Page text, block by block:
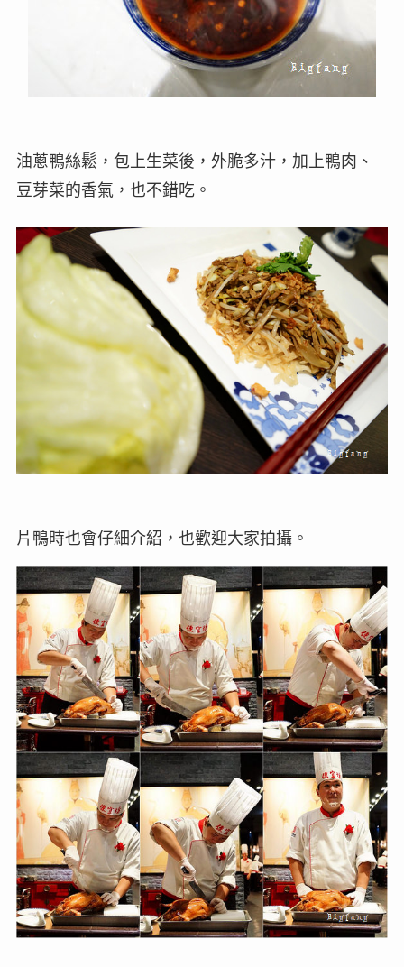
油蔥鴨絲鬆，包上生菜後，外脆多汁，加上鴨肉、
豆芽菜的香氣，也不錯吃。
片鴨時也會仔細介紹，也歡迎大家拍攝。